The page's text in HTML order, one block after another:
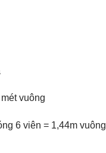
vuông
6 viên = 1,44m vuông